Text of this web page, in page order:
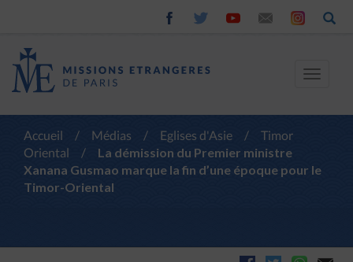
Toggle
Accueil / Médias / Eglises d'Asie /
Timor
Oriental
/
La démission du Premier ministre
Xanana Gusmao marque la fin d’une époque pour le
Timor-Oriental